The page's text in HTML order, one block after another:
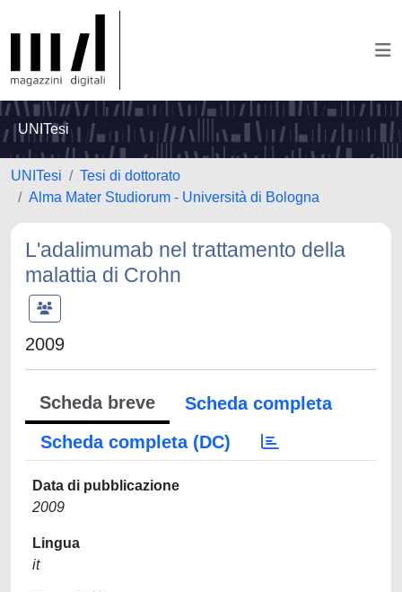
UNITesi
UNITesi
Tesi di dottorato
Alma Mater Studiorum - Università di Bologna
L'adalimumab nel trattamento della
malattia di Crohn
2009
Scheda breve
Scheda completa
Scheda completa (DC)
Data di pubblicazione
2009
Lingua
it